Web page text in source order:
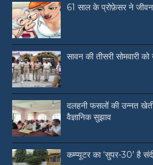
61 साल के प्रोफ़ेसर ने
सावन की तीसरी सोमवारी
दलहनी फसलों की उन्नत खेती
वैज्ञानिक सुझाव
कम्प्यूटर का ‘सुपर-30’ है